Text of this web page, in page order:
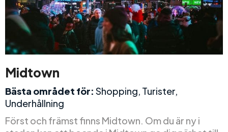
Midtown
Bästa området för: Shopping, Turister,
Underhållning
Först och främst finns Midtown. Om du är ny i